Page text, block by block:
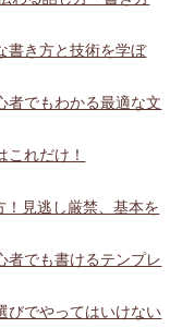
書き方と技術を学ぼ
者でもわかる最適な文
これだけ！
！見逃し厳禁、基本を
者でも書けるテンプレ
びでやってはいけない